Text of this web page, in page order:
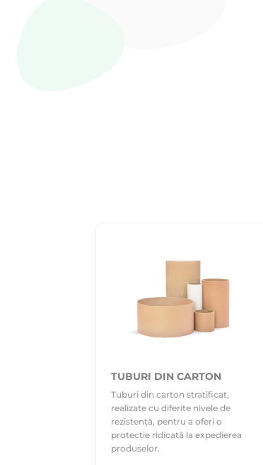
TUBURI DIN CARTON
Tuburi din carton stratificat,
realizate cu diferite nivele de
rezistență, pentru a oferi o
protecție ridicată la expedierea
produselor.